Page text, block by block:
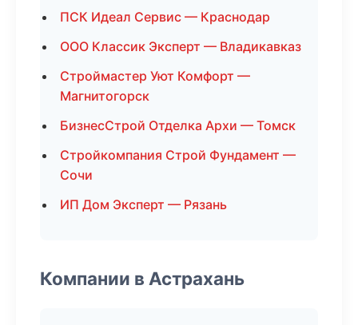
ПСК Идеал Сервис — Краснодар
ООО Классик Эксперт — Владикавказ
Строймастер Уют Комфорт —
Магнитогорск
БизнесСтрой Отделка Архи — Томск
Стройкомпания Строй Фундамент —
Сочи
ИП Дом Эксперт — Рязань
Компании в Астрахань